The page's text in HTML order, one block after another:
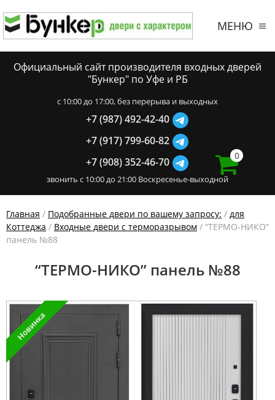
МЕНЮ
Официальный сайт производителя входных дверей
"Бункер" по Уфе и РБ
c 10:00 до 17:00, без перерыва и выходных
+7 (987) 492-42-40
+7 (917) 799-60-82
+7 (908) 352-46-70
звонить с 10:00 до 21:00 Воскресенье-выходной
0
Главная / Подобранные двери по вашему запросу: / для
Коттеджа / Входные двери с терморазрывом / “ТЕРМО-НИКО”
панель №88
“ТЕРМО-НИКО” панель №88
Новинка